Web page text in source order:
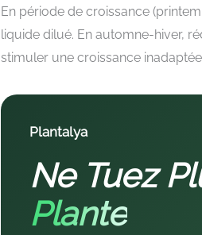
En période de croissance
liquide dilué. En automne-hiver,
stimuler une croissance
Plantalya
Ne Tuez
Plante